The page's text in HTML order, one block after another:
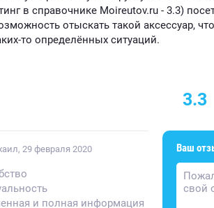
в справочнике Moireutov.ru - 3.3)
отыскать такой аксессуар,
то определённых ситуаций.
3.3
, 29 февраля 2020
и полная информация
Ваш